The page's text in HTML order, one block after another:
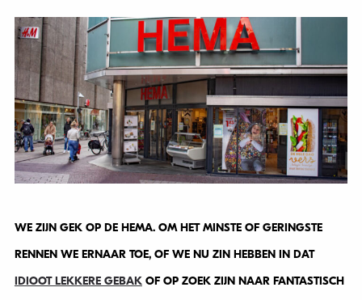
WE ZIJN GEK OP DE HEMA. OM HET MINSTE OF GERINGSTE
RENNEN WE ERNAAR TOE, OF WE NU ZIN HEBBEN IN DAT
IDIOOT LEKKERE GEBAKOF OP ZOEK ZIJN NAAR FANTASTISCH